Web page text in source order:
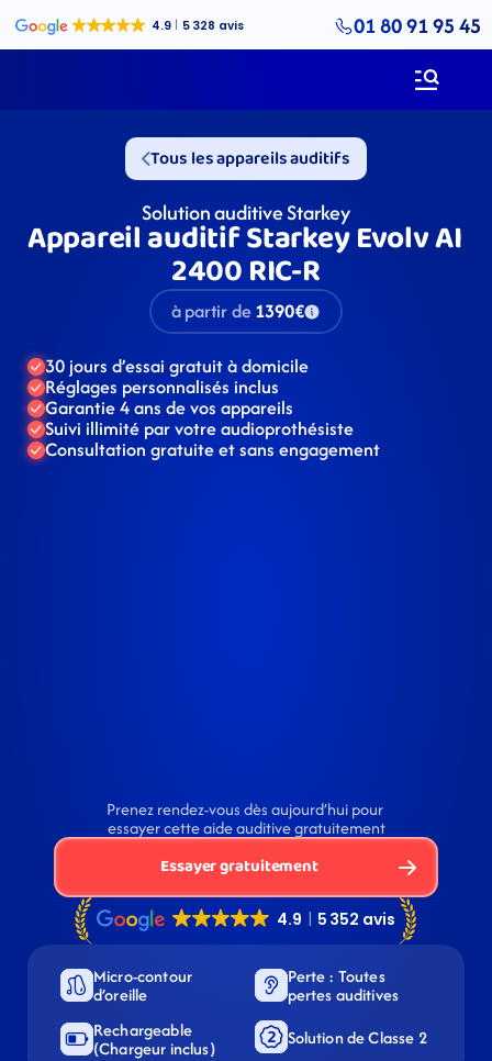
01 80 91 95 45
Tous les appareils auditifs
Solution auditive Starkey
Appareil auditif Starkey Evolv AI
2400 RIC-R
à partir de1390€
30 jours d’essai gratuit à domicile
Réglages personnalisés inclus
Garantie 4 ans de vos appareils
Suivi illimité par votre audioprothésiste
Consultation gratuite et sans engagement
Prenez rendez-vous dès aujourd’hui pour
essayer cette aide auditive gratuitement
Essayer gratuitement
Micro-contour
d’oreille
Perte : Toutes
pertes auditives
Rechargeable
(Chargeur inclus)
Solution de Classe 2